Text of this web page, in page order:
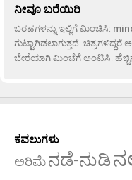
ನೀವೂ ಬರೆಯಿರಿ
ಬರಹಗಳನ್ನು ಇಲ್ಲಿಗೆ ಮಿಂಚಿಸಿ:
ಗುಟ್ಟಾಗಿಡಲಾಗುತ್ತದೆ.
ಬೇರೆಯಾಗಿ ಮಿಂಚೆಗೆ ಅಂಟಿಸಿ.
ಕವಲುಗಳು
ಅರಿಮೆನಡೆ-ನುಡಿ